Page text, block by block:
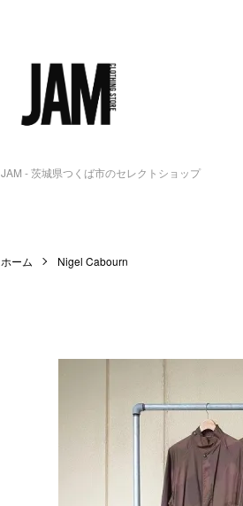
JAM - 茨城県つくば市のセレクトショップ
ホーム Nigel Cabourn